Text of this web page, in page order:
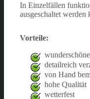
In Einzelfällen
ausgeschaltet werden
Vorteile:
detailreich
von Hand
hohe Qualität
wetterfest